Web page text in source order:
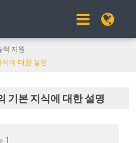
적 지원
에 대한 설명
기본 지식에 대한 설명
]